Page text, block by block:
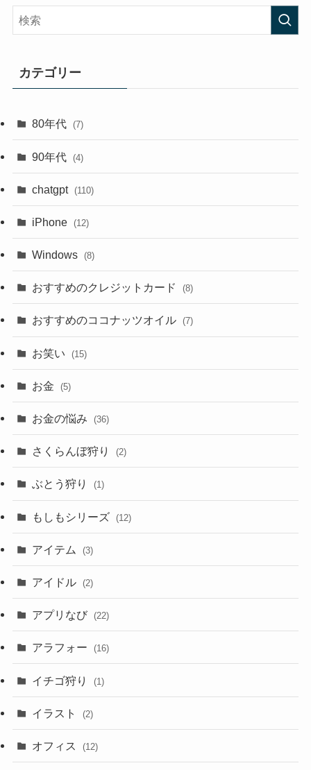
カテゴリー
80年代 (7)
90年代 (4)
chatgpt (110)
iPhone (12)
Windows (8)
おすすめのクレジットカード (8)
おすすめのココナッツオイル (7)
お笑い (15)
お金 (5)
お金の悩み (36)
さくらんぼ狩り (2)
ぶとう狩り (1)
もしもシリーズ (12)
アイテム (3)
アイドル (2)
アプリなび (22)
アラフォー (16)
イチゴ狩り (1)
イラスト (2)
オフィス (12)